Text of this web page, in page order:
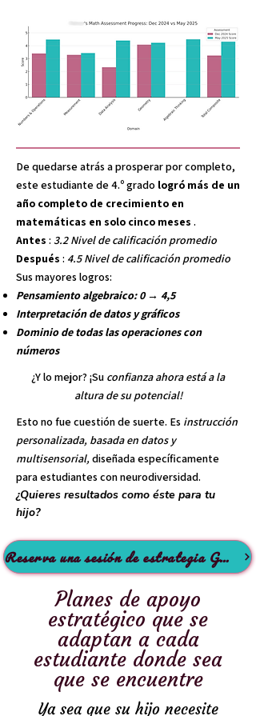
De quedarse atrás a prosperar por completo,
este estudiante de 4.º grado logró más de un
año completo de crecimiento en
matemáticas en solo cinco meses .
Antes : 3.2 Nivel de calificación promedio
Después : 4.5 Nivel de calificación promedio
Sus mayores logros:
Pensamiento algebraico: 0 → 4,5
Interpretación de datos y gráficos
Dominio de todas las operaciones con
números
¿Y lo mejor? ¡Su confianza ahora está a la
altura de su potencial!
Esto no fue cuestión de suerte. Es instrucción
personalizada, basada en datos y
multisensorial,diseñada específicamente
para estudiantes con neurodiversidad.
¿Quieres resultados como éste para tu
hijo?
Reserva una sesión de estrategia GRATUITA
Planes de apoyo
estratégico que se
adaptan a cada
estudiante donde sea
que se encuentre
Ya sea que su hijo necesite